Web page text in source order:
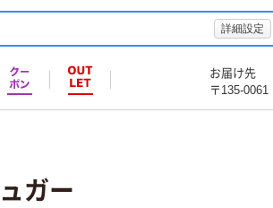
詳細設定
お届け先
〒135-0061
ガー